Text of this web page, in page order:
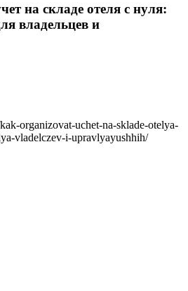
на складе отеля с нуля:
владельцев и
organizovat-uchet-na-sklade-otelya-
vladelczev-i-upravlyayushhih/